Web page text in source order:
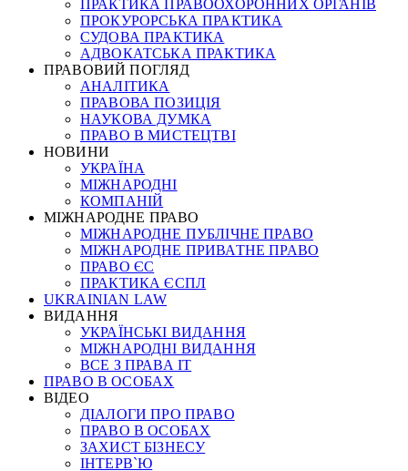
ПРАКТИКА ПРАВООХОРОННИХ ОРГАНІВ
ПРОКУРОРСЬКА ПРАКТИКА
СУДОВА ПРАКТИКА
АДВОКАТСЬКА ПРАКТИКА
ПРАВОВИЙ ПОГЛЯД
АНАЛІТИКА
ПРАВОВА ПОЗИЦІЯ
НАУКОВА ДУМКА
ПРАВО В МИСТЕЦТВІ
НОВИНИ
УКРАЇНА
МІЖНАРОДНІ
КОМПАНІЙ
МІЖНАРОДНЕ ПРАВО
МІЖНАРОДНЕ ПУБЛІЧНЕ ПРАВО
МІЖНАРОДНЕ ПРИВАТНЕ ПРАВО
ПРАВО ЄС
ПРАКТИКА ЄСПЛ
UKRAINIAN LAW
ВИДАННЯ
УКРАЇНСЬКІ ВИДАННЯ
МІЖНАРОДНІ ВИДАННЯ
ВСЕ З ПРАВА ІТ
ПРАВО В ОСОБАХ
ВІДЕО
ДІАЛОГИ ПРО ПРАВО
ПРАВО В ОСОБАХ
ЗАХИСТ БІЗНЕСУ
ІНТЕРВ`Ю